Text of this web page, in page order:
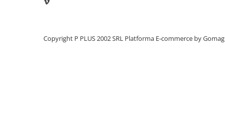
Frigidere portabileCopyright P PLUS 2002 SRL Platforma E-commerce by Gomag